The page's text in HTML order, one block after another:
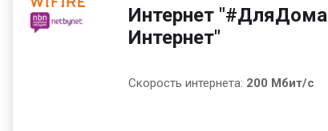
Интернет "#ДляДома
Интернет"
Скорость интернета: 200 Мбит/с